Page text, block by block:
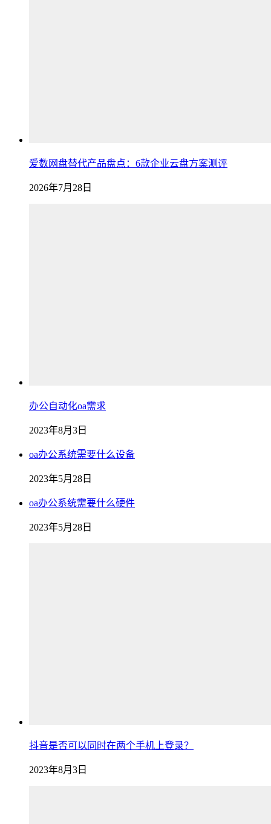
爱数网盘替代产品盘点：6款企业云盘方案测评
2026年7月28日
办公自动化oa需求
2023年8月3日
oa办公系统需要什么设备
2023年5月28日
oa办公系统需要什么硬件
2023年5月28日
抖音是否可以同时在两个手机上登录？
2023年8月3日